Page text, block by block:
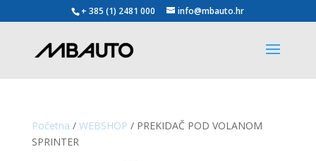
+ 385 (1) 2481 000 info@mbauto.hr
Početna / WEBSHOP / PREKIDAČ POD VOLANOM
SPRINTER